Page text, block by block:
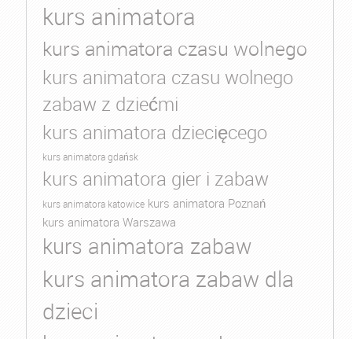
kurs animatora
kurs animatora czasu wolnego
kurs animatora czasu wolnego
zabaw z dziećmi
kurs animatora dziecięcego
kurs animatora gdańsk
kurs animatora gier i zabaw
kurs animatora katowice kurs animatora Poznań
kurs animatora Warszawa
kurs animatora zabaw
kurs animatora zabaw dla
dzieci